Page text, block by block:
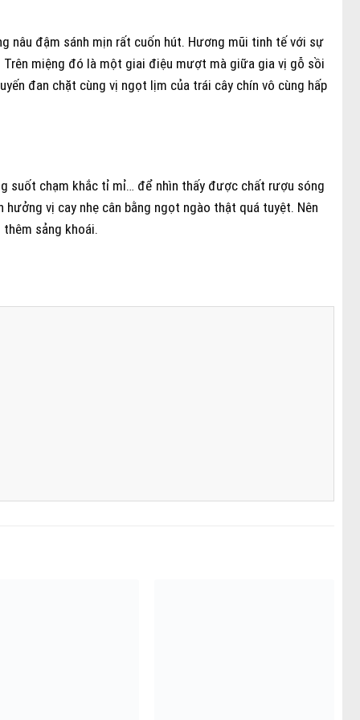
nâu đậm sánh mịn rất cuốn hút. Hương mũi tinh tế với sự
Trên miệng đó là một giai điệu mượt mà giữa gia vị gỗ sồi
đan chặt cùng vị ngọt lịm của trái cây chín vô cùng hấp
suốt chạm khắc tỉ mỉ… để nhìn thấy được chất rượu sóng
vị cay nhẹ cân bằng ngọt ngào thật quá tuyệt. Nên
sảng khoái.